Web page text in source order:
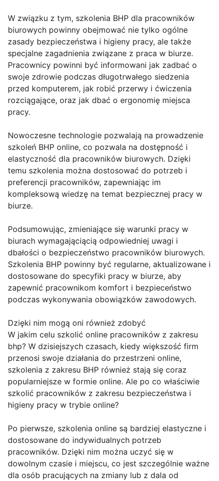
W związku z tym, szkolenia BHP dla pracowników
biurowych powinny obejmować nie tylko ogólne
zasady bezpieczeństwa i higieny pracy, ale także
specjalne zagadnienia związane z praca w biurze.
Pracownicy powinni być informowani jak zadbać o
swoje zdrowie podczas długotrwałego siedzenia
przed komputerem, jak robić przerwy i ćwiczenia
rozciągające, oraz jak dbać o ergonomię miejsca
pracy.
Nowoczesne technologie pozwalają na prowadzenie
szkoleń BHP online, co pozwala na dostępność i
elastyczność dla pracowników biurowych. Dzięki
temu szkolenia można dostosować do potrzeb i
preferencji pracowników, zapewniając im
kompleksową wiedzę na temat bezpiecznej pracy w
biurze.
Podsumowując, zmieniające się warunki pracy w
biurach wymagająciącią odpowiedniej uwagi i
dbałości o bezpieczeństwo pracowników biurowych.
Szkolenia BHP powinny być regularne, aktualizowane i
dostosowane do specyfiki pracy w biurze, aby
zapewnić pracownikom komfort i bezpieceństwo
podczas wykonywania obowiązków zawodowych.
Dzięki nim mogą oni również zdobyć
W jakim celu szkolić online pracowników z zakresu
bhp? W dzisiejszych czasach, kiedy większość firm
przenosi swoje działania do przestrzeni online,
szkolenia z zakresu BHP również stają się coraz
popularniejsze w formie online. Ale po co właściwie
szkolić pracowników z zakresu bezpieczeństwa i
higieny pracy w trybie online?
Po pierwsze, szkolenia online są bardziej elastyczne i
dostosowane do indywidualnych potrzeb
pracowników. Dzięki nim można uczyć się w
dowolnym czasie i miejscu, co jest szczególnie ważne
dla osób pracujących na zmiany lub z dala od